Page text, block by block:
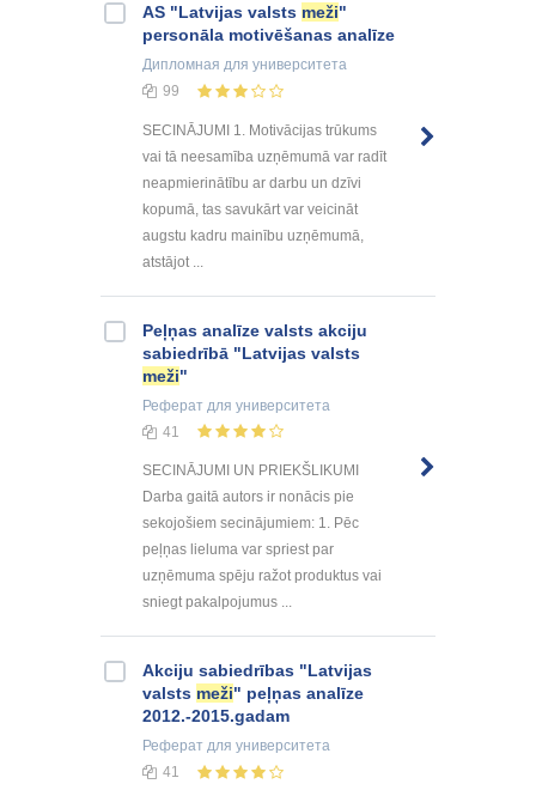
AS "Latvijas valsts meži"
personāla motivēšanas analīze
Дипломная для университета
99
SECINĀJUMI 1. Motivācijas trūkums
vai tā neesamība uzņēmumā var radīt
neapmierinātību ar darbu un dzīvi
kopumā, tas savukārt var veicināt
augstu kadru mainību uzņēmumā,
atstājot ...
Peļņas analīze valsts akciju
sabiedrībā "Latvijas valsts
meži"
Реферат для университета
41
SECINĀJUMI UN PRIEKŠLIKUMI
Darba gaitā autors ir nonācis pie
sekojošiem secinājumiem: 1. Pēc
peļņas lieluma var spriest par
uzņēmuma spēju ražot produktus vai
sniegt pakalpojumus ...
Akciju sabiedrības "Latvijas
valsts meži" peļņas analīze
2012.-2015.gadam
Реферат для университета
41